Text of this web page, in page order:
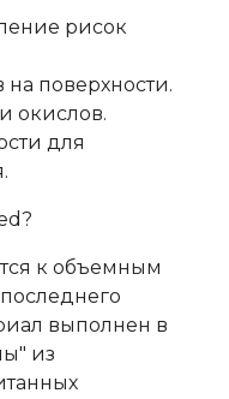
рисок
поверхности.
окислов.
для
к объемным
выполнен в
из